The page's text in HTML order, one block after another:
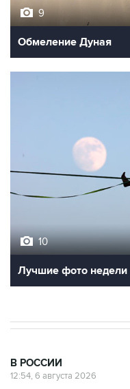
9
Обмеление Дуная
10
Лучшие фото недели
В РОССИИ
12:54, 6 августа 2026